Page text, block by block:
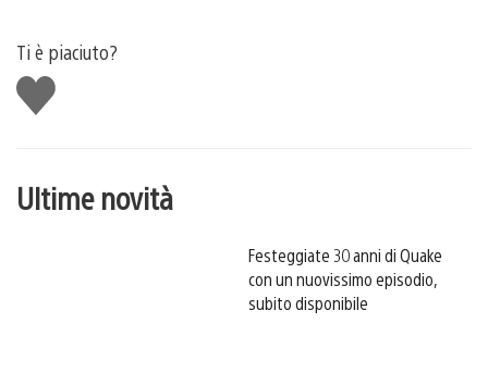
Ti è piaciuto?
Mi
piace
Ultime novità
Festeggiate 30 anni di Quake
con un nuovissimo episodio,
subito disponibile